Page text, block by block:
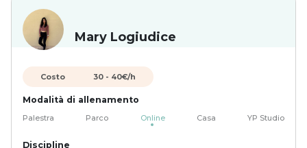
Mary Logiudice
Costo 30 - 40€/h
Modalità di allenamento
Palestra Parco Online Casa YP Studio
Discipline